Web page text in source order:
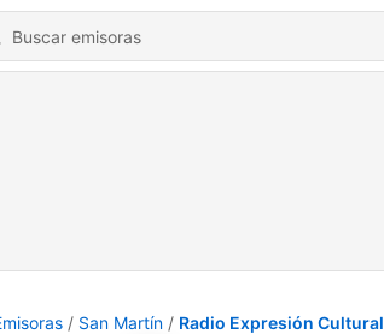
San Martín Radio Expresión Cultural